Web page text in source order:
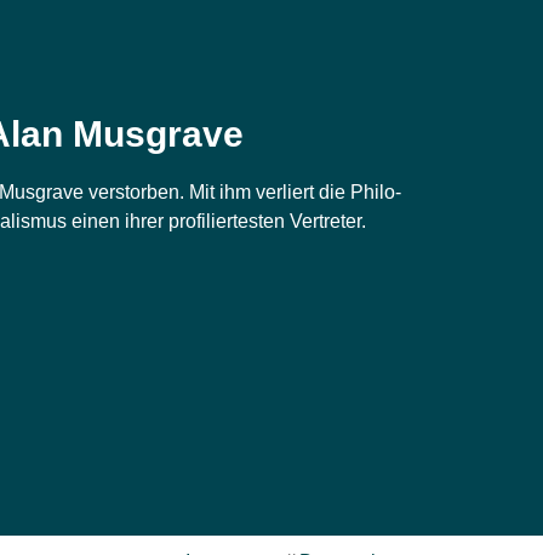
Musgrave
ver­stor­ben. Mit ihm ver­liert die Phi­lo­
einen ihrer pro­fi­lier­tes­ten Vertreter.